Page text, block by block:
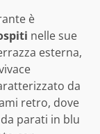
è
nelle sue
esterna,
da
retro, dove
parati in blu